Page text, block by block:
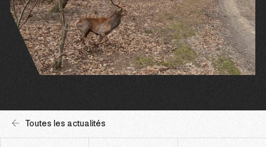
Toutes les actualités